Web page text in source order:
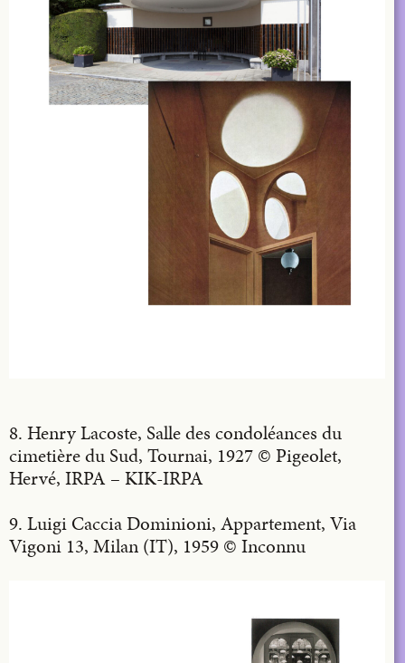
8. Henry Lacoste, Salle des condoléances du
cimetière du Sud, Tournai, 1927 © Pigeolet,
Hervé, IRPA – KIK-IRPA
9. Luigi Caccia Dominioni, Appartement, Via
Vigoni 13, Milan (IT), 1959 © Inconnu